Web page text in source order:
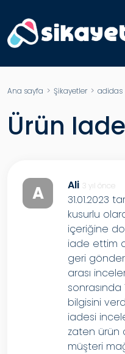
Ana sayfa > Şikayetler> adidas
Ürün
A Ali 3 yıl önce
31.01.2023
kusurlu
içeriğine
iade ettim
geri
arası
bilgisini
iadesi
zaten ürün
müşteri